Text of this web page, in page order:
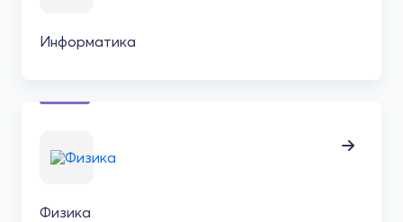
Информатика
Физика